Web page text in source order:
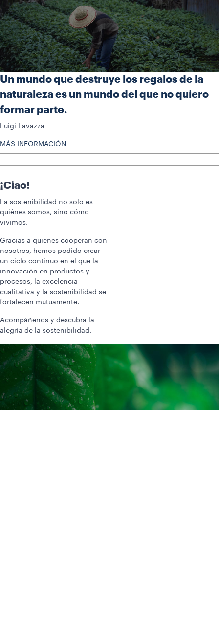
Un mundo que destruye los regalos de la
naturaleza es un mundo del que no quiero
formar parte.
Luigi Lavazza
MÁS INFORMACIÓN
¡Ciao!
La sostenibilidad no solo es
quiénes somos, sino cómo
vivimos.
Gracias a quienes cooperan con
nosotros, hemos podido crear
un ciclo continuo en el que la
innovación en productos y
procesos, la excelencia
cualitativa y la sostenibilidad se
fortalecen mutuamente.
Acompáñenos y descubra la
alegría de la sostenibilidad.